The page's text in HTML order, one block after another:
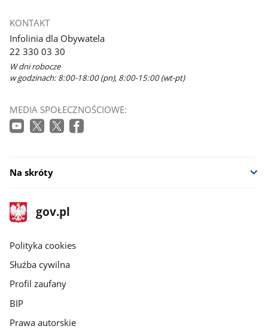
KONTAKT
Infolinia dla Obywatela
22 330 03 30
W dni robocze
w godzinach: 8:00-18:00 (pn), 8:00-15:00 (wt-pt)
MEDIA SPOŁECZNOŚCIOWE:
Na skróty
stopka
gov.pl
Strona
gov.pl
gov.pl
Polityka cookies
Służba cywilna
Profil zaufany
BIP
Prawa autorskie